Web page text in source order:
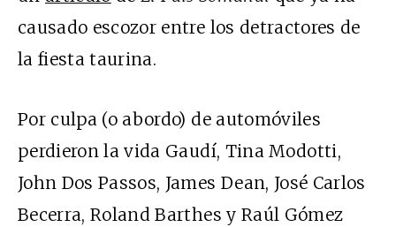
causado escozor entre los detractores de
la fiesta taurina.
Por culpa (o abordo) de automóviles
perdieron la vida Gaudí, Tina Modotti,
John Dos Passos, James Dean, José Carlos
Becerra, Roland Barthes y Raúl Gómez